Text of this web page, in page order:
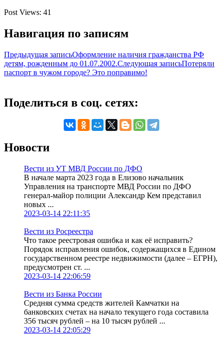
Post Views: 41
Навигация по записям
Предыдущая записьОформление наличия гражданства РФ
детям, рожденным до 01.07.2002.Следующая записьПотеряли
паспорт в чужом городе? Это поправимо!
Поделиться в соц. сетях:
Новости
Вести из УТ МВД России по ДФО
В начале марта 2023 года в Елизово начальник
Управления на транспорте МВД России по ДФО
генерал-майор полиции Александр Кем представил
новых ...
2023-03-14 22:11:35
Вести из Росреестра
Что такое реестровая ошибка и как её исправить?
Порядок исправления ошибок, содержащихся в Едином
государственном реестре недвижимости (далее – ЕГРН),
предусмотрен ст. ...
2023-03-14 22:06:59
Вести из Банка России
Средняя сумма средств жителей Камчатки на
банковских счетах на начало текущего года составила
356 тысяч рублей – на 10 тысяч рублей ...
2023-03-14 22:05:29